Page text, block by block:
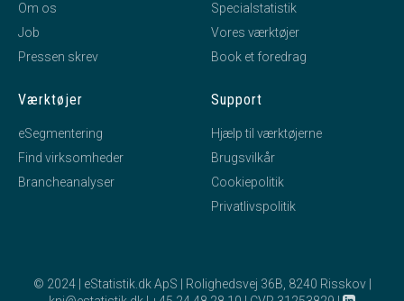
Om os
Job
Pressen skrev
Specialstatistik
Vores værktøjer
Book et foredrag
Værktøjer
eSegmentering
Find virksomheder
Brancheanalyser
Support
Hjælp til værktøjerne
Brugsvilkår
Cookiepolitik
Privatlivspolitik
© 2024 | eStatistik.dk ApS | Rolighedsvej 36B, 8240 Risskov |